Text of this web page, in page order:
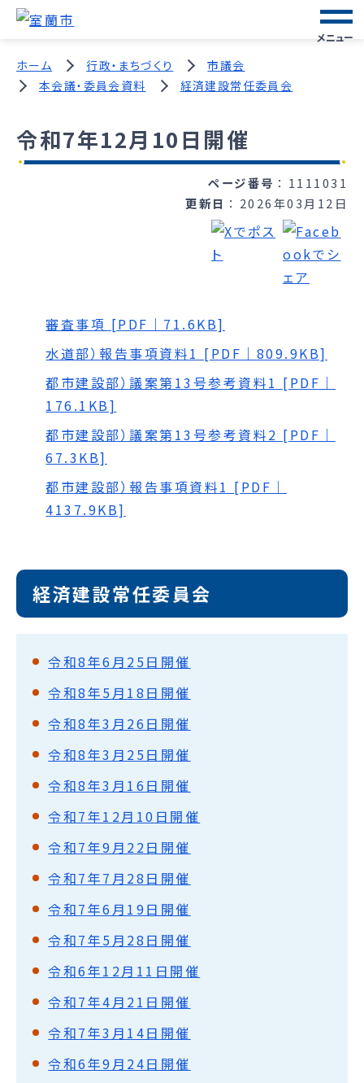
メニュー
ホーム 行政・まちづくり
市議会
本会議・委員会資料
経済建設常任委員会
令和7年12月10日開催
ページ番号
1111031
更新日
2026年03月12日
審査事項 [PDF｜71.6KB]
水道部）報告事項資料1 [PDF｜809.9KB]
都市建設部）議案第13号参考資料1 [PDF｜
176.1KB]
都市建設部）議案第13号参考資料2 [PDF｜
67.3KB]
都市建設部）報告事項資料1 [PDF｜
4137.9KB]
経済建設常任委員会
令和8年6月25日開催
令和8年5月18日開催
令和8年3月26日開催
令和8年3月25日開催
令和8年3月16日開催
令和7年12月10日開催
令和7年9月22日開催
令和7年7月28日開催
令和7年6月19日開催
令和7年5月28日開催
令和6年12月11日開催
令和7年4月21日開催
令和7年3月14日開催
令和6年9月24日開催